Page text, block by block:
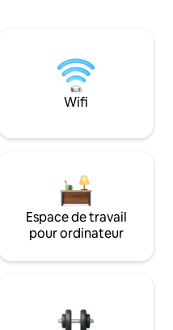
Wifi
Espace de travail
pour ordinateur